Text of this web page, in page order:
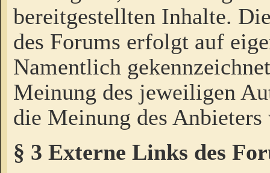
bereitgestellten Inhalte.
des Forums erfolgt auf
Namentlich
Meinung des jeweiligen
die Meinung des Anbieters
§ 3 Externe Links des